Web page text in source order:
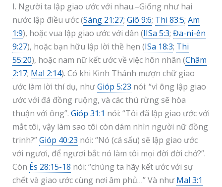
I. Người ta lập giao ước với nhau.–Giống như hai
nước lập điều ước (Sáng 21:27; Giô 9:6; Thi 83:5; Am
1:9), hoặc vua lập giao ước với dân (IISa 5:3; Đa-ni-ên
9:27), hoặc bạn hữu lập lời thề hẹn (ISa 18:3; Thi
55:20), hoặc nam nữ kết ước về việc hôn nhân (Châm
2:17; Mal 2:14). Có khi Kinh Thánh mượn chữ giao
ước làm lời thí dụ, nhưGióp 5:23 nói: “vì ông lập giao
ước với đá đồng ruộng, và các thú rừng sẽ hòa
thuận với ông”. Gióp 31:1 nói: “Tôi đã lập giao ước với
mắt tôi, vậy làm sao tôi còn dám nhìn người nữ đồng
trinh?”Gióp 40:23 nói: “Nó (cá sấu) sẽ lập giao ước
với ngươi, để ngươi bắt nó làm tôi mọi đời đời chớ?”.
Còn Ês 28:15-18 nói: “chúng ta hãy kết ước với sự
chết và giao ước cùng nơi âm phủ…” Và như Mal 3:1